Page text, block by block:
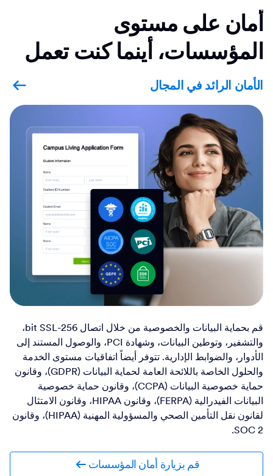
أمان على مستوى
المؤسسات، أينما كنت تعمل
الأمان الرائد في المجال
قم بحماية البيانات والخصوصية من خلال اتصال 256-bit SSL،
والتشفير، وتوطين البيانات، وشهادة PCI، والوصول المستند إلى
الأدوار، والضوابط الإدارية. تتوفر أيضاً اتفاقيات مستوى الخدمة
والحلول الخاصة باللائحة العامة لحماية البيانات (GDPR)، وقانون
حماية خصوصية البيانات (CCPA)، وقانون حماية خصوصية
البيانات الفيدرالية (FERPA)، وقانون HIPAA، وقانون الامتثال
لقانون نقل التأمين الصحي والمسؤولية المهنية (HIPAA)، وقانون
SOC 2.
قم بزيارة أمان المؤسسات